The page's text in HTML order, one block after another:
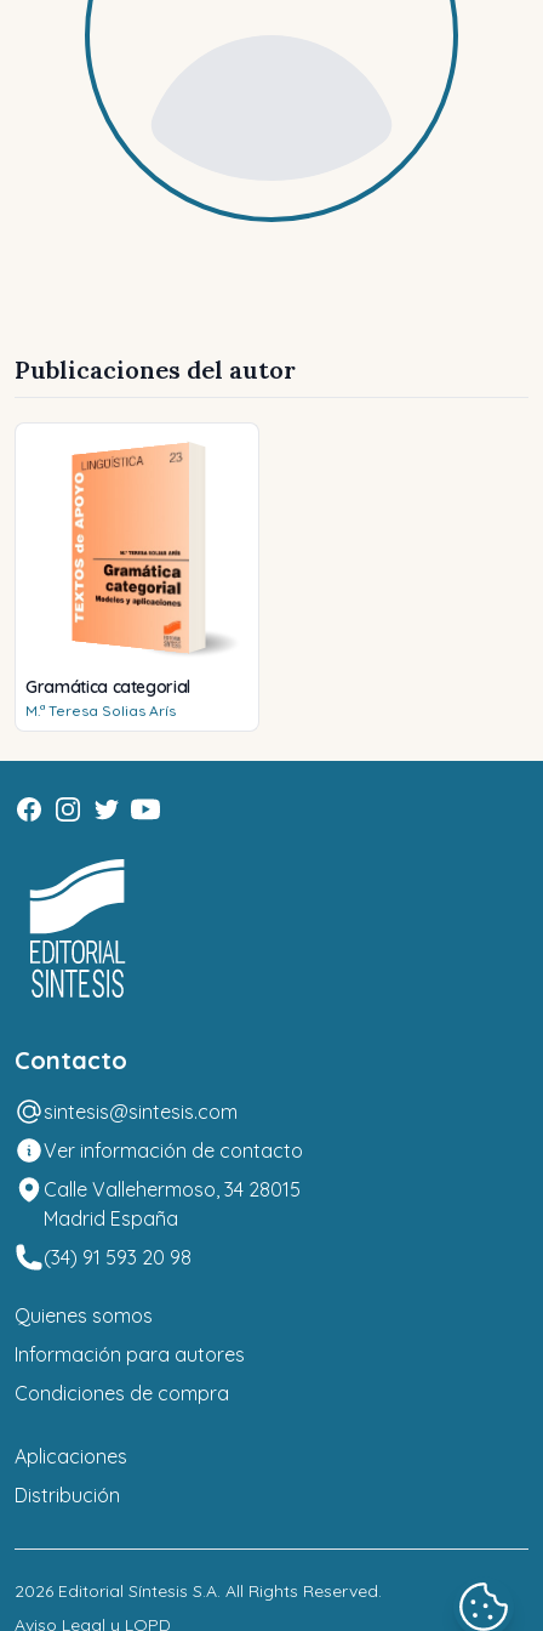
Publicaciones del autor
Gramática categorial
M.ª Teresa Solias Arís
Contacto
sintesis@sintesis.com
Ver información de contacto
Calle Vallehermoso, 34 28015
Madrid España
(34) 91 593 20 98
Quienes somos
Información para autores
Condiciones de compra
Aplicaciones
Distribución
2026 Editorial Síntesis S.A. All Rights Reserved.
Aviso Legal y LOPD